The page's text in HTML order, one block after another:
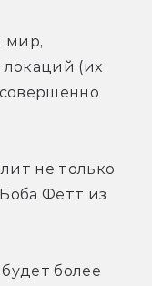
мир,
локаций (их
не только
Фетт из
более